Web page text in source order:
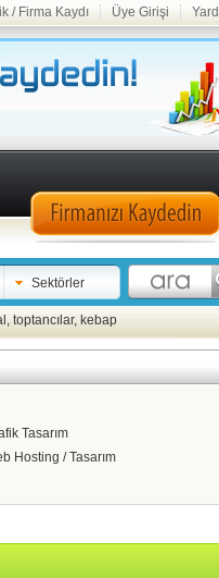
/ Firma Kaydı Üye Girişi
Sektörler
, toptancılar, kebap
Tasarım
Hosting / Tasarım